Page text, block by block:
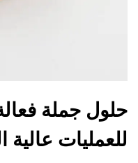
حلول جملة
للعمليات عالية